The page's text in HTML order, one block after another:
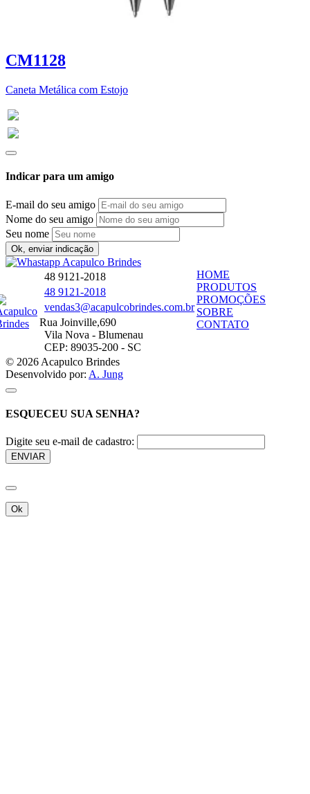
CM1128
Caneta Metálica com Estojo
Indicar para um amigo
E-mail do seu amigo
Nome do seu amigo
Seu nome
Ok, enviar indicação
48 9121-2018
48 9121-2018
vendas3@acapulcobrindes.com.br
Rua Joinville,690
Vila Nova - Blumenau
CEP: 89035-200 - SC
HOME
PRODUTOS
PROMOÇÕES
SOBRE
CONTATO
© 2026 Acapulco Brindes
Desenvolvido por: A. Jung
ESQUECEU SUA SENHA?
Digite seu e-mail de cadastro:
ENVIAR
Ok